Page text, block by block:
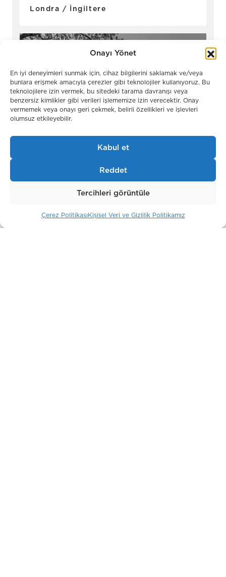
Onayı Yönet
En iyi deneyimleri sunmak için, cihaz bilgilerini saklamak ve/veya
bunlara erişmek amacıyla çerezler gibi teknolojiler kullanıyoruz. Bu
teknolojilere izin vermek, bu sitedeki tarama davranışı veya
benzersiz kimlikler gibi verileri işlememize izin verecektir. Onay
vermemek veya onayı geri çekmek, belirli özellikleri ve işlevleri
olumsuz etkileyebilir.
Kabul et
Reddet
Tercihleri görüntüle
Çerez PolitikasıKişisel Veri ve Gizlilik Politikamız
Londra / İngiltere
Park Modern